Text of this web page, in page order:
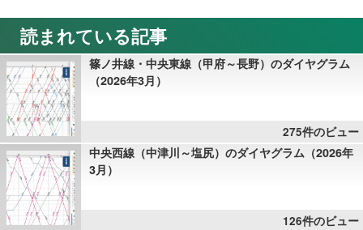
読まれている記事
篠ノ井線・中央東線（甲府～長野）のダイヤグラム
（2026年3月）
275件のビュー
中央西線（中津川～塩尻）のダイヤグラム（2026年
3月）
126件のビュー